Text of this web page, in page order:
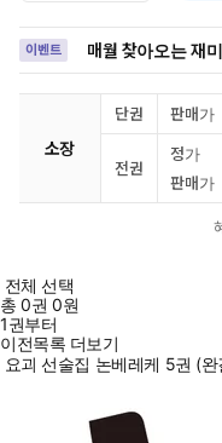
이벤트 매월 찾아오는 재
소장
단권 판매가
전권
정가
판매가
전체 선택
총0권 0원
1권부터
이전목록 더보기
요괴 선술집 논베레케 5권 (완